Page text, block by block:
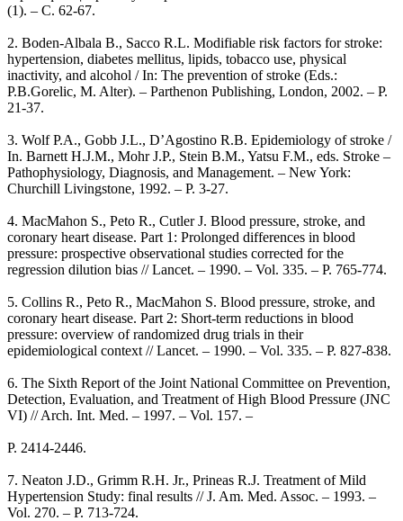
(1). – С. 62-67.
2. Boden-Albala B., Sacco R.L. Modifiable risk factors for stroke:
hypertension, diabetes mellitus, lipids, tobacco use, physical
inactivity, and alcohol / In: The prevention of stroke (Eds.:
P.B.Gorelic, M. Alter). – Parthenon Publishing, London, 2002. – P.
21-37.
3. Wolf P.A., Gobb J.L., D’Agostino R.B. Epidemiology of stroke /
In. Barnett H.J.M., Mohr J.P., Stein B.M., Yatsu F.M., eds. Stroke –
Pathophysiology, Diagnosis, and Management. – New York:
Churchill Livingstone, 1992. – P. 3-27.
4. MacMahon S., Peto R., Cutler J. Blood pressure, stroke, and
coronary heart disease. Part 1: Prolonged differences in blood
pressure: prospective observational studies corrected for the
regression dilution bias // Lancet. – 1990. – Vol. 335. – P. 765-774.
5. Collins R., Peto R., MacMahon S. Blood pressure, stroke, and
coronary heart disease. Part 2: Short-term reductions in blood
pressure: overview of randomized drug trials in their
epidemiological context // Lancet. – 1990. – Vol. 335. – P. 827-838.
6. The Sixth Report of the Joint National Committee on Prevention,
Detection, Evaluation, and Treatment of High Blood Pressure (JNC
VI) // Arch. Int. Med. – 1997. – Vol. 157. –
P. 2414-2446.
7. Neaton J.D., Grimm R.H. Jr., Prineas R.J. Treatment of Mild
Hypertension Study: final results // J. Am. Med. Assoc. – 1993. –
Vol. 270. – P. 713-724.